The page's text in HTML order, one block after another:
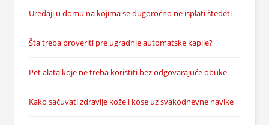
Uređaji u domu na kojima se dugoročno ne isplati štedeti
Šta treba proveriti pre ugradnje automatske kapije?
Pet alata koje ne treba koristiti bez odgovarajuće obuke
Kako sačuvati zdravlje kože i kose uz svakodnevne navike